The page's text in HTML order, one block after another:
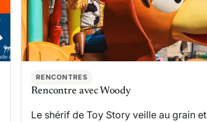
RENCONTRES
Rencontre avec Woody
Le shérif de Toy Storyveille au grain et